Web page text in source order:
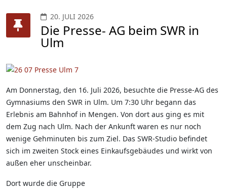
20. JULI 2026
Die Presse- AG beim SWR in
Ulm
Am Donnerstag, den 16. Juli 2026, besuchte die Presse-AG des
Gymnasiums den SWR in Ulm. Um 7:30 Uhr begann das
Erlebnis am Bahnhof in Mengen. Von dort aus ging es mit
dem Zug nach Ulm. Nach der Ankunft waren es nur noch
wenige Gehminuten bis zum Ziel. Das SWR-Studio befindet
sich im zweiten Stock eines Einkaufsgebäudes und wirkt von
außen eher unscheinbar.
Dort wurde die Gruppe